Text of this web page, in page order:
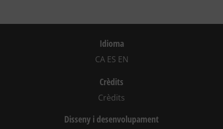
Idioma
CA ES EN
Crèdits
Crèdits
Disseny i desenvolupament